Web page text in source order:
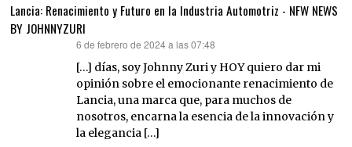
Lancia: Renacimiento y Futuro en la Industria Automotriz - NFW NEWS
BY JOHNNYZURI
6 de febrero de 2024 a las 07:48
[…] días, soy Johnny Zuri y HOY quiero dar mi
opinión sobre el emocionante renacimiento de
Lancia, una marca que, para muchos de
nosotros, encarna la esencia de la innovación y
la elegancia […]